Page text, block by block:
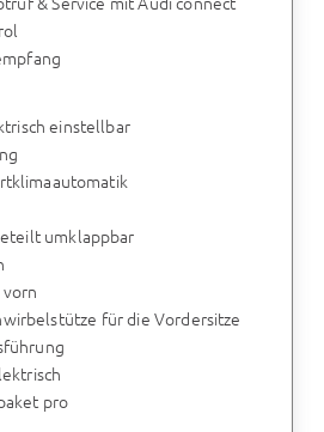
einstellbar
umklappbar
für die Vordersitze
pro